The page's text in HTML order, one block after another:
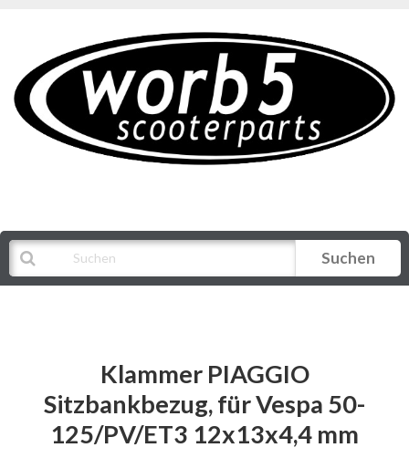
Suchen
Klammer PIAGGIO
Sitzbankbezug, für Vespa 50-
125/PV/ET3 12x13x4,4 mm